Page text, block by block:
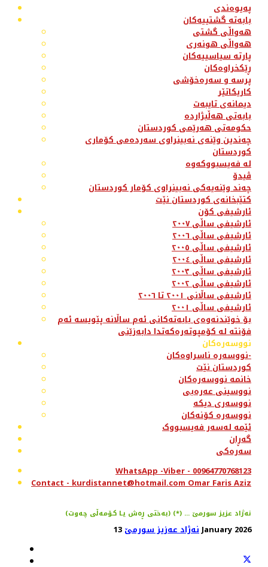
پەیوەندی
بابەتە گشتییەکان
هەواڵی گشتی
هەواڵی هونەری
پارتە سیاسییەکان
ڕێکخراوەکان
پرسە و سەرەخۆشی
کاریکاتێر
دیمانەی تایبەت
بابەتی هەڵبژاردە
حکومەتی هەرێمی کوردستان
چەندین وێنەی نەبینراوی سەردەمی کۆماری
کوردستان
لە فەیسبووکەوە
ڤیدۆ
چەند وێنەیەکی نەبینراوی کۆمار کوردستان
کتێبخانەی کوردستان نێت
ئارشیفی کۆن
ئارشیفی ساڵی ٢٠٠٧
ئارشیفی ساڵی ٢٠٠٦
ئارشیفی ساڵی ٢٠٠٥
ئارشیفی ساڵی ٢٠٠٤
ئارشیفی ساڵی ٢٠٠٣
ئارشیفی ساڵی ٢٠٠٢
ئارشیفی ساڵانی ٢٠٠١ تا ٢٠٠٦
ئارشیفی ساڵی ٢٠٠١
بۆ خوێندنەوەی بابەتەکانی ئەم ساڵانە پێویسە ئەم
فۆنتە لە کۆمپوتەرەکەتدا دابەزێنی
نووسەرەکان
نووسەرە ناسراوەکان-
کوردستان نێت
خانمە نووسەرەکان
نووسینی عەرەبی
نووسەری دیکە
نووسەرە کۆنەکان
ئێمە لەسەر فەیسبووک
گەڕان
سەرەکی
WhatsApp -Viber - 00964770768123
Contact - kurdistannet@hotmail.com Omar Faris Aziz
(به‌ختی ڕه‌ش یـا كـۆمه‌ڵی چه‌وت) (*) ... نه‌ژاد عزیز سورمێ
نەژاد عەزیز سورمێ13 January 2026